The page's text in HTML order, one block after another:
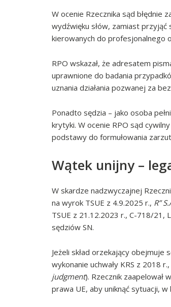
W ocenie Rzecznika sąd błędnie
wydźwięku słów, zamiast
kierowanych do profesjonalnego
RPO wskazał, że adresatem
uprawnione do badania
uznania działania pozwanej za
Ponadto sędzia – jako osoba
krytyki. W ocenie RPO sąd
podstawy do formułowania
Wątek unijny –
W skardze nadzwyczajnej
na wyrok TSUE z 4.9.2025 r., R”
TSUE z 21.12.2023 r., C-718/21,
sędziów SN.
Jeżeli skład orzekający
wykonanie uchwały KRS z 2018
judgment). Rzecznik zaapelował
prawa UE, aby uniknąć sytuacji,